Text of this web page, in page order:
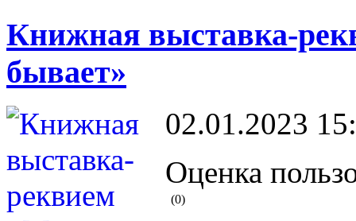
Книжная выставка-
бывает»
02.01.2023
Оценка
(0)